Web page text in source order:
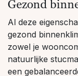
Gezond
Al deze
gezond
zowel je
natuurlijke
een